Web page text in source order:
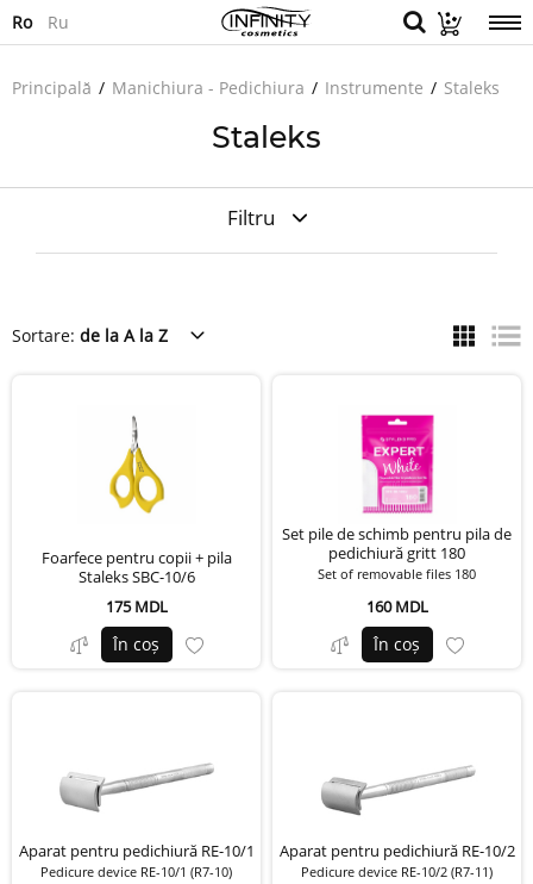
Ro Ru
Principală Manichiura - Pedichiura Instrumente Staleks
Staleks
Filtru
Sortare: de la A la Z
Foarfece pentru copii + pila
Staleks SBC-10/6
175 MDL
În coș
Set pile de schimb pentru pila de
pedichiură gritt 180
Set of removable files 180
160 MDL
În coș
Aparat pentru pedichiură RE-10/1
Pedicure device RE-10/1 (R7-10)
Aparat pentru pedichiură RE-10/2
Pedicure device RE-10/2 (R7-11)